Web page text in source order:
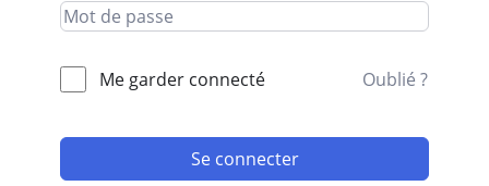
Me garder connecté Oublié ?
Se connecter